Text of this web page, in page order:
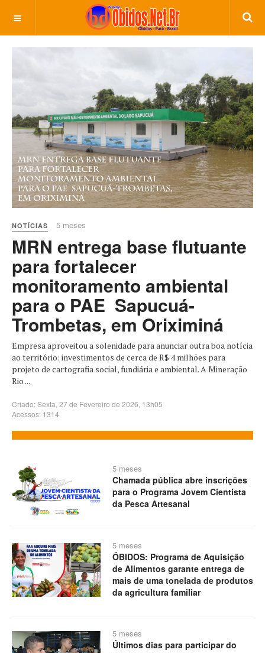
NOTÍCIAS 5 meses
MRN entrega base flutuante
para fortalecer
monitoramento ambiental
para o PAE Sapucuá-
Trombetas, em Oriximiná
Empresa aproveitou a solenidade para anunciar outra boa notícia
ao território: investimentos de cerca de R$ 4 milhões para
projeto de cartografia social, fundiária e ambiental. A Mineração
Rio ...
Criado: Sexta, 27 de Fevereiro de 2026, 13h05
Acessos: 1314
5 meses
Chamada pública abre inscrições
para o Programa Jovem Cientista
da Pesca Artesanal
5 meses
ÓBIDOS: Programa de Aquisição
de Alimentos garante entrega de
mais de uma tonelada de produtos
da agricultura familiar
5 meses
Últimos dias para participar do